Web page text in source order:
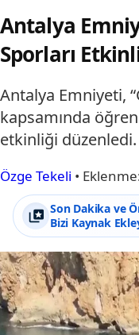
Antalya
Sporları
Antalya Emniyeti,
kapsamında
etkinliği düzenledi.
Özge Tekeli •
Son Dakika ve
Bizi Kaynak